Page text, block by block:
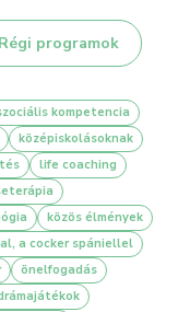
Régi programok
kompetencia
középiskolásoknak
life coaching
közös élmények
a cocker spániellel
önelfogadás